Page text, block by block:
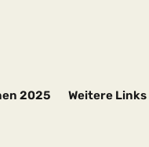
2025 Weitere Links